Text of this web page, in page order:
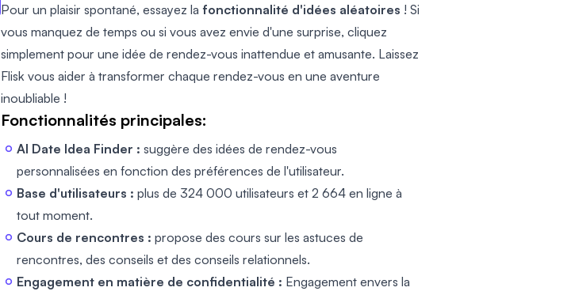
Pour un plaisir spontané, essayez la fonctionnalité d'idées aléatoires ! Si
vous manquez de temps ou si vous avez envie d'une surprise, cliquez
simplement pour une idée de rendez-vous inattendue et amusante. Laissez
Flisk vous aider à transformer chaque rendez-vous en une aventure
inoubliable !
Fonctionnalités principales:
AI Date Idea Finder : suggère des idées de rendez-vous
personnalisées en fonction des préférences de l'utilisateur.
Base d'utilisateurs : plus de 324 000 utilisateurs et 2 664 en ligne à
tout moment.
Cours de rencontres : propose des cours sur les astuces de
rencontres, des conseils et des conseils relationnels.
Engagement en matière de confidentialité : Engagement envers la